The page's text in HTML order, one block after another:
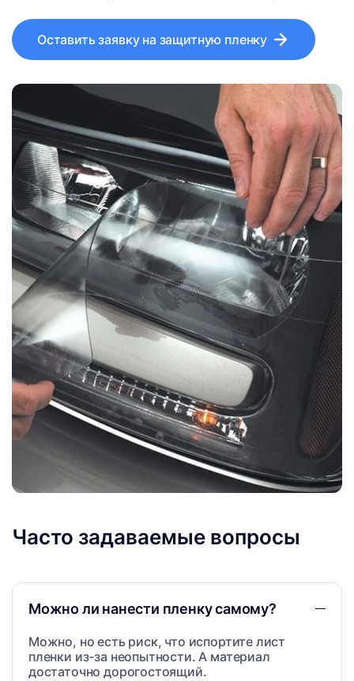
Оставить заявку на защитную пленку
Часто задаваемые вопросы
Можно ли нанести пленку самому?
Можно, но есть риск, что испортите лист
пленки из-за неопытности. А материал
достаточно дорогостоящий.